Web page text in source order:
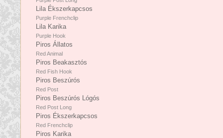
Lila Ékszerkapcsos
Purple Frenchclip
Lila Karika
Purple Hook
Piros Állatos
Red Animal
Piros Beakasztós
Red Fish Hook
Piros Beszúrós
Red Post
Piros Beszúrós Lógós
Red Post Long
Piros Ékszerkapcsos
Red Frenchclip
Piros Karika